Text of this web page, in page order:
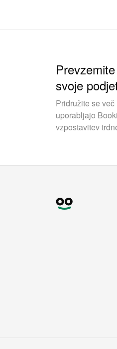
svoje
Pridružite se
uporabljajo
vzpostavitev